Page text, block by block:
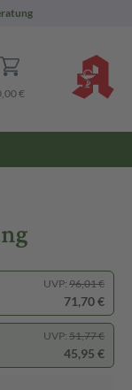
€
UVP: 96,01 €
71,70 €
UVP: 51,77 €
45,95 €